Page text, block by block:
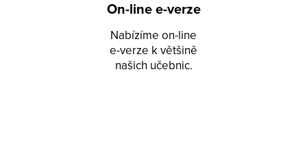
On-line e-verze
Nabízíme on-line
e-verze k většině
našich učebnic.